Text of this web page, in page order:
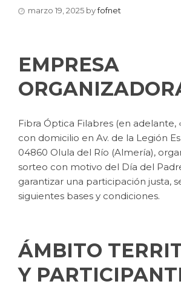
marzo 19, 2025 byfofnet
EMPRESA
Fibra Óptica Filabres (en adelante,
con domicilio en Av. de la Legión
04860 Olula del Río (Almería),
sorteo con motivo del Día del
garantizar una participación justa,
siguientes bases y condiciones.
ÁMBITO
Y